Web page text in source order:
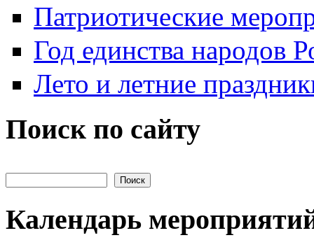
Патриотические
Год единства народов
Лето и летние
Поиск по сайту
Календарь